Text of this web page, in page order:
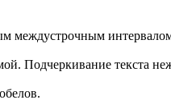
междустрочным
Подчеркивание текста